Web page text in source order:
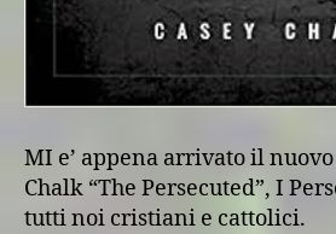
MI e’ appena arrivato il
Chalk “The Persecuted”, I
tutti noi cristiani e cattolici.